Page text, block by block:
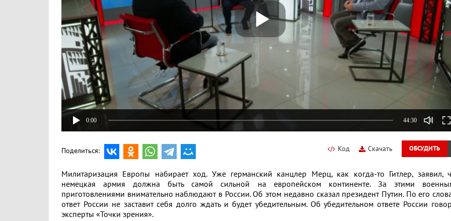
0:00 44:30
ОБСУДИТЬ
Скачать
Код
Поделиться:
Милитаризация Европы набирает ход. Уже германский канцлер Мерц, как когда-то Гитлер, заявил,
немецкая армия должна быть самой сильной на европейском континенте. За этими
приготовлениями внимательно наблюдают в России. Об этом недавно сказал президент Путин. По его
ответ России не заставит себя долго ждать и будет убедительным. Об убедительном ответе России
эксперты «Точки зрения».